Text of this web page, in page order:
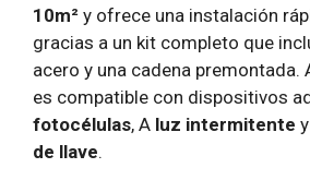
10m² y ofrece una instalación
gracias a un kit completo que
acero y una cadena premontada.
es compatible con dispositivos
fotocélulas, A luz intermitente
de llave.